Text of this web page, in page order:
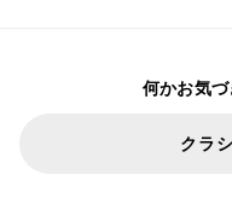
何かお気づ
クラ